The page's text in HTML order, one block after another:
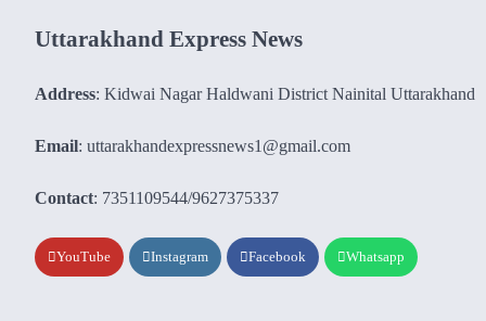
Uttarakhand Express News
Address: Kidwai Nagar Haldwani District Nainital Uttarakhand
Email: uttarakhandexpressnews1@gmail.com
Contact: 7351109544/9627375337
YouTube Instagram Facebook Whatsapp